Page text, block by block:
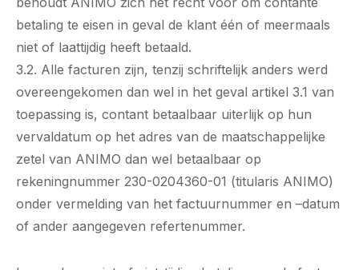
betaling te eisen in geval de klant één of meermaals
niet of laattijdig heeft betaald.
3.2. Alle facturen zijn, tenzij schriftelijk anders werd
overeengekomen dan wel in het geval artikel 3.1 van
toepassing is, contant betaalbaar uiterlijk op hun
vervaldatum op het adres van de maatschappelijke
zetel van ANIMO dan wel betaalbaar op
rekeningnummer 230-0204360-01 (titularis ANIMO)
onder vermelding van het factuurnummer en –datum
of ander aangegeven refertenummer.